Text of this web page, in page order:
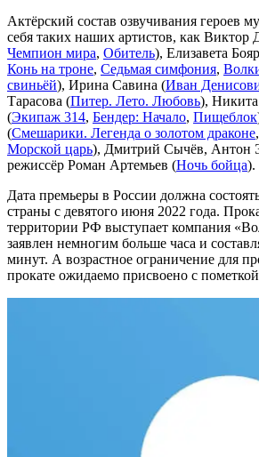
Актёрский состав озвучивания героев
себя таких наших артистов, как Виктор
Чемпион мира, Обитель), Елизавета
Конь на троне, Седьмая симфония,
свиньёй), Ирина Савина (Иван
Тарасова (Питер. Лето. Любовь),
(Экипаж 314, Бендер: Начало, Пищеблок
(Смешарики. Легенда о золотом драконе,
Морской царь), Дмитрий Сычёв, Антон
режиссёр Роман Артемьев (Ночь бойца).
Дата премьеры в России должна
страны с девятого июня 2022 года.
территории РФ выступает компания
заявлен немногим больше часа и
минут. А возрастное ограничение для
прокате ожидаемо присвоено с